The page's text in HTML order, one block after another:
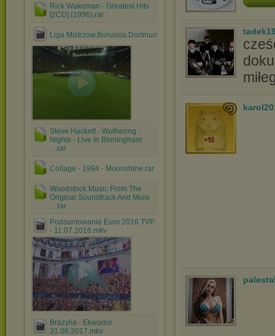
Rick Wakeman - Greatest Hits
[2CD] (1996).rar
Liga.Mistrzow.Borussia.Dortmund.vs.Real.Madryt.24.04.2....avi
Steve Hackett - Wuthering
Nights - Live In Birmingham
....rar
Collage - 1994 - Moonshine.rar
Woodstock Music From The
Original Soundtrack And More
....rar
Podsumowanie Euro 2016 TVP
- 11.07.2016.mkv
Brazylia - Ekwador
31.08.2017.mkv